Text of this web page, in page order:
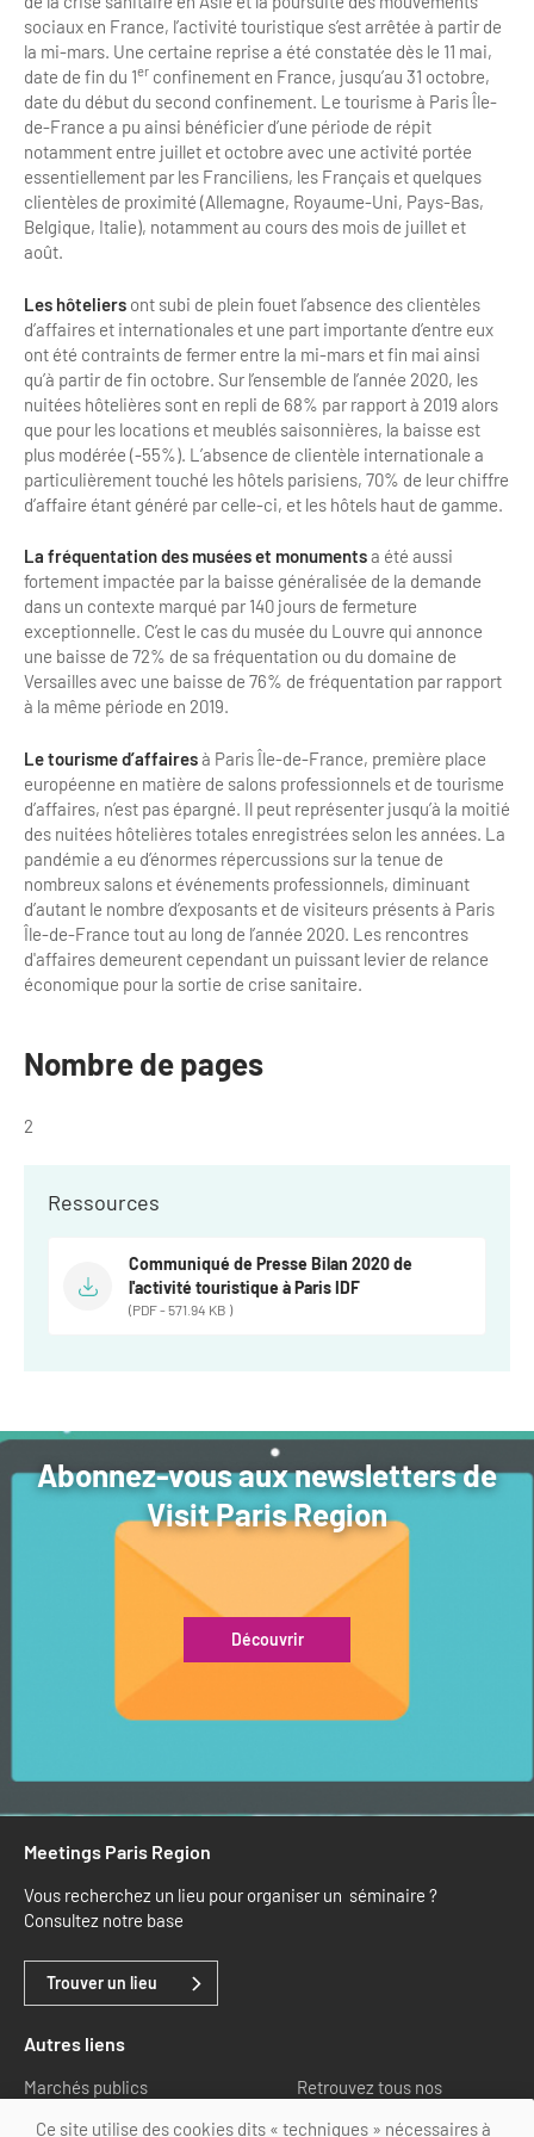
sociaux en France, l’activité touristique s’est arrêtée à partir de
la mi-mars. Une certaine reprise a été constatée dès le 11 mai,
date de fin du 1er confinement en France, jusqu’au 31 octobre,
date du début du second confinement. Le tourisme à Paris Île-
de-France a pu ainsi bénéficier d’une période de répit
notamment entre juillet et octobre avec une activité portée
essentiellement par les Franciliens, les Français et quelques
clientèles de proximité (Allemagne, Royaume-Uni, Pays-Bas,
Belgique, Italie), notamment au cours des mois de juillet et
août.
Les hôteliers ont subi de plein fouet l’absence des clientèles
d’affaires et internationales et une part importante d’entre eux
ont été contraints de fermer entre la mi-mars et fin mai ainsi
qu’à partir de fin octobre. Sur l’ensemble de l’année 2020, les
nuitées hôtelières sont en repli de 68% par rapport à 2019 alors
que pour les locations et meublés saisonnières, la baisse est
plus modérée (-55%). L’absence de clientèle internationale a
particulièrement touché les hôtels parisiens, 70% de leur chiffre
d’affaire étant généré par celle-ci, et les hôtels haut de gamme.
La fréquentation des musées et monumentsa été aussi
fortement impactée par la baisse généralisée de la demande
dans un contexte marqué par 140 jours de fermeture
exceptionnelle. C’est le cas du musée du Louvre qui annonce
une baisse de 72% de sa fréquentation ou du domaine de
Versailles avec une baisse de 76% de fréquentation par rapport
à la même période en 2019.
Le tourisme d’affairesà Paris Île-de-France, première place
européenne en matière de salons professionnels et de tourisme
d’affaires, n’est pas épargné. Il peut représenter jusqu’à la moitié
des nuitées hôtelières totales enregistrées selon les années. La
pandémie a eu d’énormes répercussions sur la tenue de
nombreux salons et événements professionnels, diminuant
d’autant le nombre d’exposants et de visiteurs présents à Paris
Île-de-France tout au long de l’année 2020. Les rencontres
d'affaires demeurent cependant un puissant levier de relance
économique pour la sortie de crise sanitaire.
Nombre de pages
2
Ressources
Communiqué de Presse Bilan 2020 de
l'activité touristique à Paris IDF
(PDF - 571.94 KB )
Abonnez-vous aux newsletters de
Visit Paris Region
Découvrir
Meetings Paris Region
Vous recherchez un lieu pour organiser un séminaire ?
Consultez notre base
Trouver un lieu
Autres liens
Marchés publics
Retrouvez tous nos
Ce site utilise des cookies dits « techniques » nécessaires à